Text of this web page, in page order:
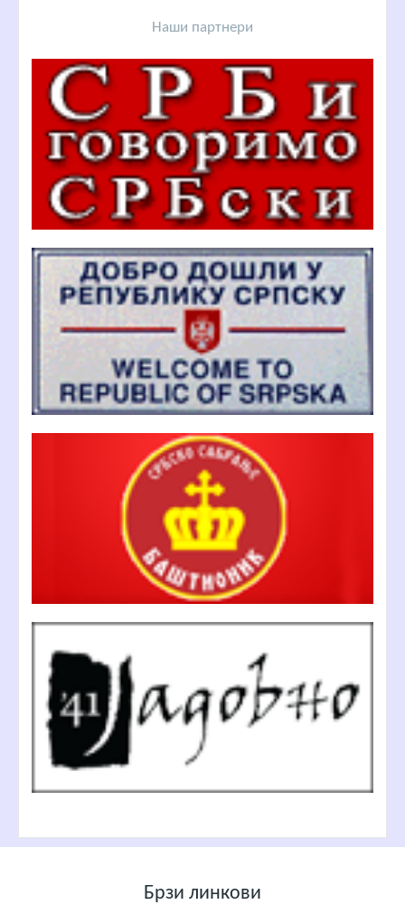
Наши партнери
Брзи линкови